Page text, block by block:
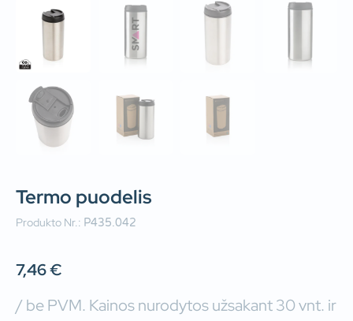
Termo puodelis
Produkto Nr.: P435.042
7,46€
/ be PVM. Kainos nurodytos užsakant 30 vnt. ir